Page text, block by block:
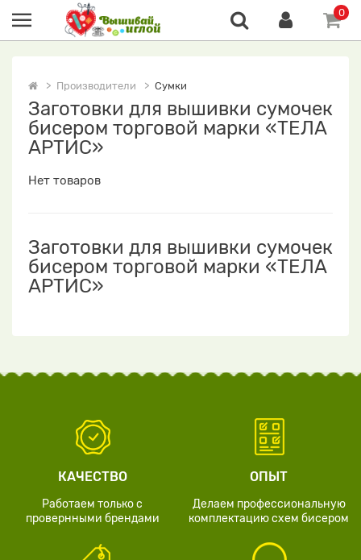
0
Производители Сумки
Заготовки для вышивки сумочек
бисером торговой марки «ТЕЛА
АРТИС»
Нет товаров
Заготовки для вышивки сумочек
бисером торговой марки «ТЕЛА
АРТИС»
КАЧЕСТВО
Работаем только с
провернными брендами
ОПЫТ
Делаем профессиональную
комплектацию схем бисером